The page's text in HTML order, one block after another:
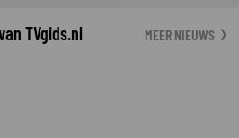
TVgids.nl MEER NIEUWS